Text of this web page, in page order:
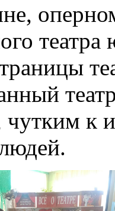
к